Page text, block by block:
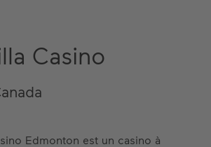
Casino
Edmonton est un casino à